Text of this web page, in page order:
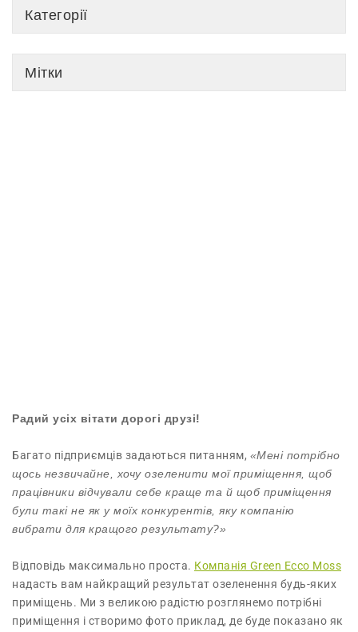
Радий усіх вітати дорогі друзі!
Багато підприємців задаються питанням, «Мені потрібно
щось незвичайне, хочу озеленити мої приміщення, щоб
працівники відчували себе краще та й щоб приміщення
були такі не як у моїх конкурентів, яку компанію
вибрати для кращого результату?»
Відповідь максимально проста. Компанія Green Ecco Moss
надасть вам найкращий результат озеленення будь-яких
приміщень. Ми з великою радістю розглянемо потрібні
приміщення і створимо фото приклад, де буде показано як
Категорії
Мітки